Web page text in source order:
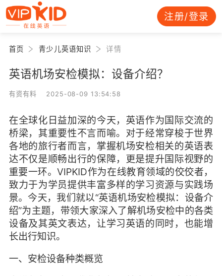
注册/登录
首页 青少儿英语知识 详情
英语机场安检模拟：设备介绍？
有资有料 2025-08-09 13:54:58
在全球化日益加深的今天，英语作为国际交流的
桥梁，其重要性不言而喻。对于经常穿梭于世界
各地的旅行者而言，掌握机场安检相关的英语表
达不仅是顺畅出行的保障，更是提升国际视野的
重要一环。VIPKID作为在线教育领域的佼佼者，
致力于为学员提供丰富多样的学习资源与实践场
景。今天，我们就以“英语机场安检模拟：设备介
绍”为主题，带领大家深入了解机场安检中的各类
设备及其英文表达，让学习英语的同时，也能增
长出行知识。
一、安检设备种类概览